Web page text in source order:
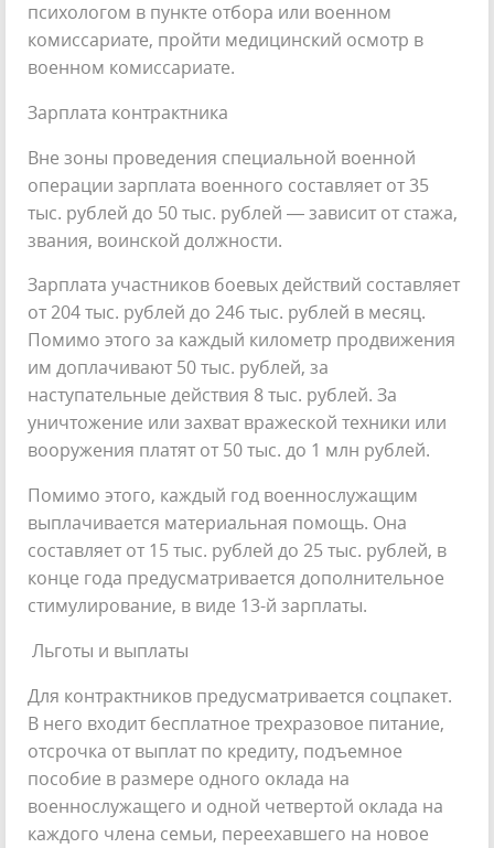
психологом в пункте отбора или военном
комиссариате, пройти медицинский осмотр в
военном комиссариате.
Зарплата контрактника
Вне зоны проведения специальной военной
операции зарплата военного составляет от 35
тыс. рублей до 50 тыс. рублей — зависит от стажа,
звания, воинской должности.
Зарплата участников боевых действий составляет
от 204 тыс. рублей до 246 тыс. рублей в месяц.
Помимо этого за каждый километр продвижения
им доплачивают 50 тыс. рублей, за
наступательные действия 8 тыс. рублей. За
уничтожение или захват вражеской техники или
вооружения платят от 50 тыс. до 1 млн рублей.
Помимо этого, каждый год военнослужащим
выплачивается материальная помощь. Она
составляет от 15 тыс. рублей до 25 тыс. рублей, в
конце года предусматривается дополнительное
стимулирование, в виде 13-й зарплаты.
Льготы и выплаты
Для контрактников предусматривается соцпакет.
В него входит бесплатное трехразовое питание,
отсрочка от выплат по кредиту, подъемное
пособие в размере одного оклада на
военнослужащего и одной четвертой оклада на
каждого члена семьи, переехавшего на новое